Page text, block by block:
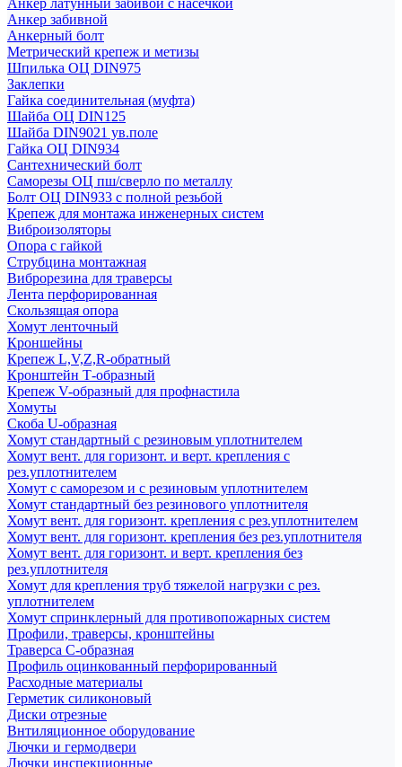
Анкер латунный забивой с насечкой
Анкер забивной
Анкерный болт
Метрический крепеж и метизы
Шпилька ОЦ DIN975
Заклепки
Гайка соединительная (муфта)
Шайба ОЦ DIN125
Шайба DIN9021 ув.поле
Гайка ОЦ DIN934
Сантехнический болт
Саморезы ОЦ пш/сверло по металлу
Болт ОЦ DIN933 с полной резьбой
Крепеж для монтажа инженерных систем
Виброизоляторы
Опора с гайкой
Струбцина монтажная
Виброрезина для траверсы
Лента перфорированная
Скользящая опора
Хомут ленточный
Кроншейны
Крепеж L,V,Z,R-обратный
Кронштейн Т-образный
Крепеж V-образный для профнастила
Хомуты
Скоба U-образная
Хомут стандартный с резиновым уплотнителем
Хомут вент. для горизонт. и верт. крепления с
рез.уплотнителем
Хомут с саморезом и с резиновым уплотнителем
Хомут стандартный без резинового уплотнителя
Хомут вент. для горизонт. крепления с рез.уплотнителем
Хомут вент. для горизонт. крепления без рез.уплотнителя
Хомут вент. для горизонт. и верт. крепления без
рез.уплотнителя
Хомут для крепления труб тяжелой нагрузки с рез.
уплотнителем
Хомут спринклерный для противопожарных систем
Профили, траверсы, кронштейны
Траверса С-образная
Профиль оцинкованный перфорированный
Расходные материалы
Герметик силиконовый
Диски отрезные
Внтиляционное оборудование
Лючки и гермодвери
Лючки инспекционные